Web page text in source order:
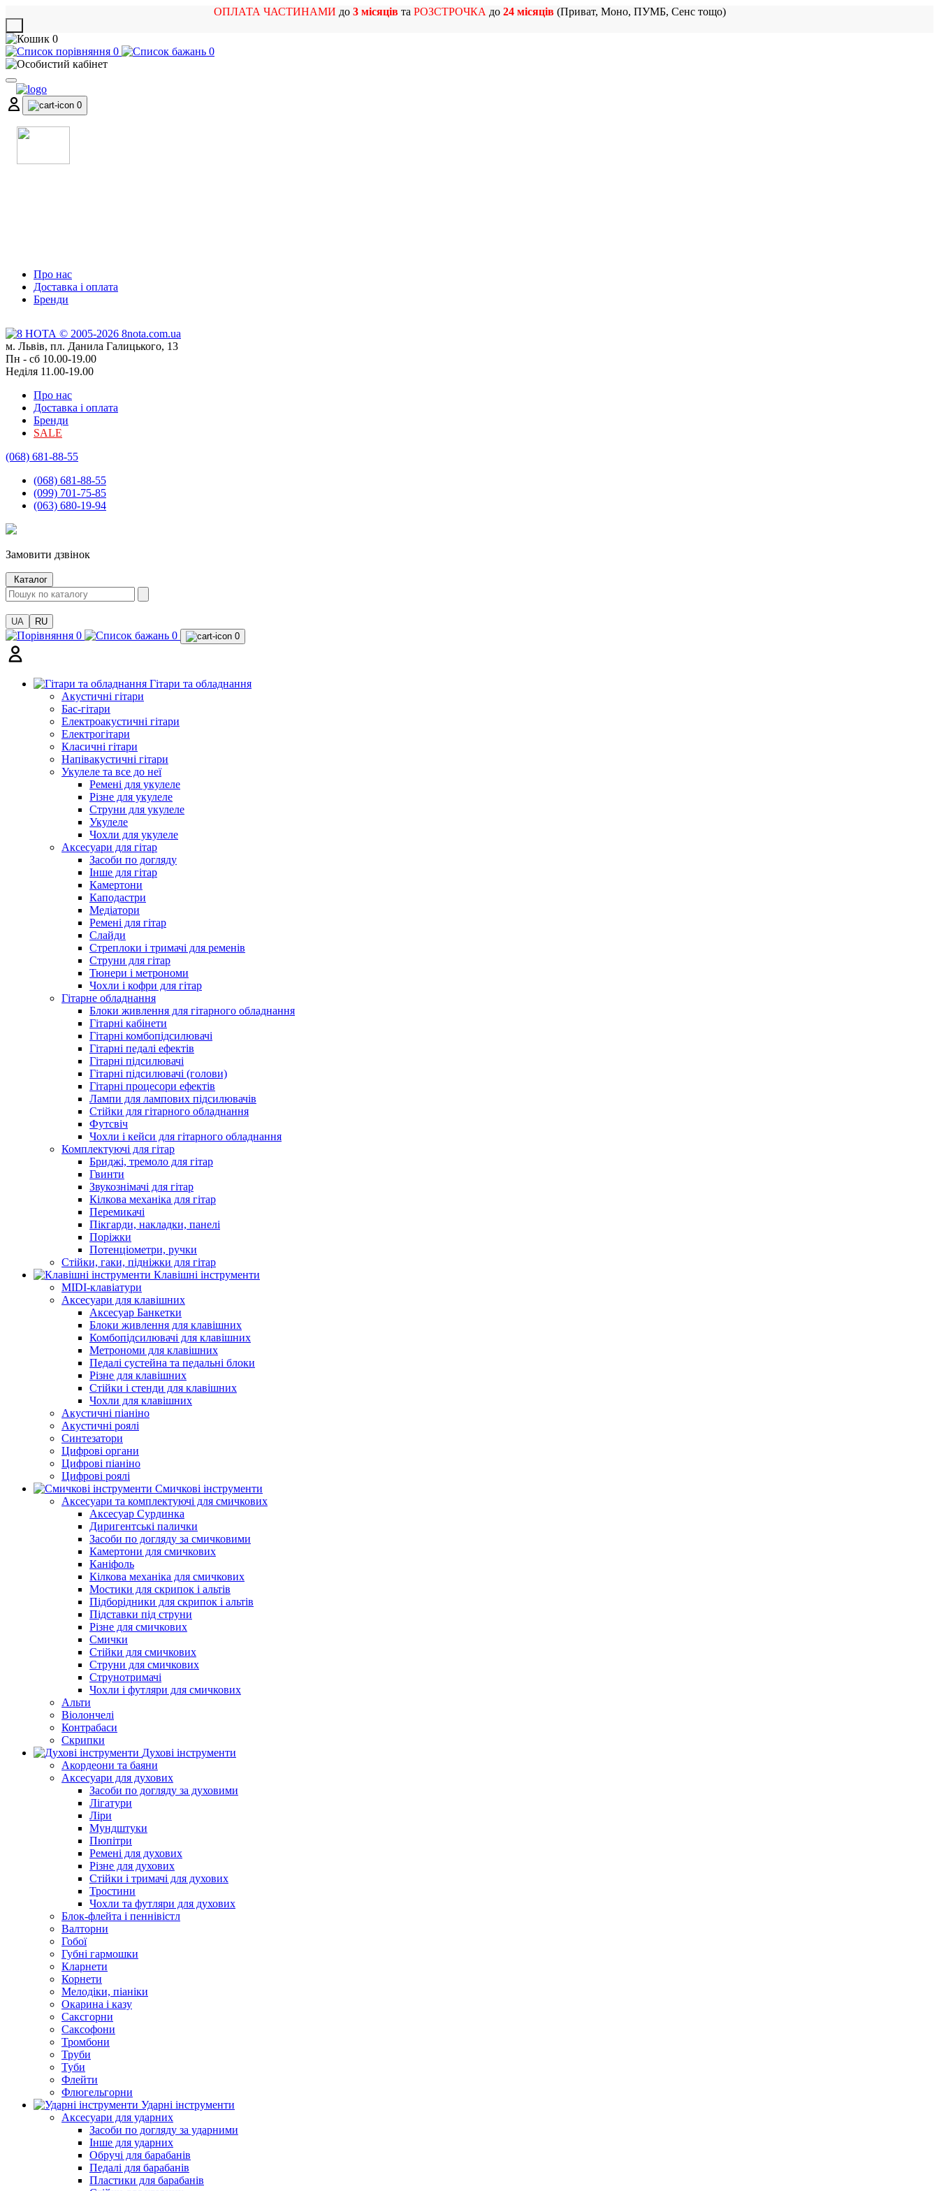
ОПЛАТА ЧАСТИНАМИ до 3 місяцівта РОЗСТРОЧКА до 24 місяців(Приват, Моно, ПУМБ, Сенс тощо)
0
0
0
0
Про нас
Доставка і оплата
Бренди
м. Львів, пл. Данила Галицького, 13
Пн - сб 10.00-19.00
Неділя 11.00-19.00
Про нас
Доставка і оплата
Бренди
SALE
(068) 681-88-55
(068) 681-88-55
(099) 701-75-85
(063) 680-19-94
Замовити дзвінок
Каталог
UA RU
0 0 0
Гітари та обладнання
Акустичні гітари
Бас-гітари
Електроакустичні гітари
Електрогітари
Класичні гітари
Напівакустичні гітари
Укулеле та все до неї
Ремені для укулеле
Різне для укулеле
Струни для укулеле
Укулеле
Чохли для укулеле
Аксесуари для гітар
Засоби по догляду
Інше для гітар
Камертони
Каподастри
Медіатори
Ремені для гітар
Слайди
Стреплоки і тримачі для ременів
Струни для гітар
Тюнери і метрономи
Чохли і кофри для гітар
Гітарне обладнання
Блоки живлення для гітарного обладнання
Гітарні кабінети
Гітарні комбопідсилювачі
Гітарні педалі ефектів
Гітарні підсилювачі
Гітарні підсилювачі (голови)
Гітарні процесори ефектів
Лампи для лампових підсилювачів
Стійки для гітарного обладнання
Футсвіч
Чохли і кейси для гітарного обладнання
Комплектуючі для гітар
Бриджі, тремоло для гітар
Гвинти
Звукознімачі для гітар
Кілкова механіка для гітар
Перемикачі
Пікгарди, накладки, панелі
Поріжки
Потенціометри, ручки
Стійки, гаки, підніжки для гітар
Клавішні інструменти
MIDI-клавіатури
Аксесуари для клавішних
Аксесуар Банкетки
Блоки живлення для клавішних
Комбопідсилювачі для клавішних
Метрономи для клавішних
Педалі сустейна та педальні блоки
Різне для клавішних
Стійки і стенди для клавішних
Чохли для клавішних
Акустичні піаніно
Акустичні роялі
Синтезатори
Цифрові органи
Цифрові піаніно
Цифрові роялі
Смичкові інструменти
Аксесуари та комплектуючі для смичкових
Аксесуар Сурдинка
Диригентські палички
Засоби по догляду за смичковими
Камертони для смичкових
Каніфоль
Кілкова механіка для смичкових
Мостики для скрипок і альтів
Підборiдники для скрипок і альтів
Підставки під струни
Різне для смичкових
Смички
Стійки для смичкових
Струни для смичкових
Струнотримачі
Чохли і футляри для смичкових
Альти
Віолончелі
Контрабаси
Скрипки
Духові інструменти
Акордеони та баяни
Аксесуари для духових
Засоби по догляду за духовими
Лігатури
Ліри
Мундштуки
Пюпітри
Ремені для духових
Різне для духових
Стійки і тримачі для духових
Тростини
Чохли та футляри для духових
Блок-флейта і пеннівістл
Валторни
Гобої
Губні гармошки
Кларнети
Корнети
Мелодіки, піаніки
Окарина і казу
Саксгорни
Саксофони
Тромбони
Труби
Туби
Флейти
Флюгельгорни
Ударні інструменти
Аксесуари для ударних
Засоби по догляду за ударними
Інше для ударних
Обручі для барабанів
Педалі для барабанів
Пластики для барабанів